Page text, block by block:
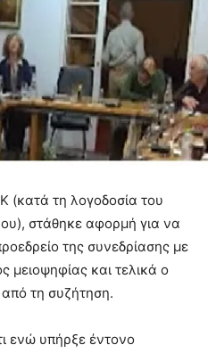
(κατά τη λογοδοσία του
στάθηκε αφορμή για να
της συνεδρίασης με
μειοψηφίας και τελικά ο
τη συζήτηση.
ενώ υπήρξε έντονο